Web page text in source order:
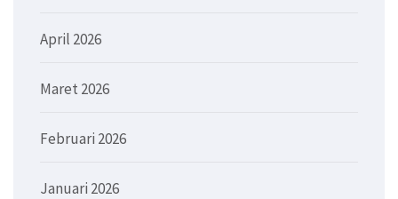
April 2026
Maret 2026
Februari 2026
Januari 2026